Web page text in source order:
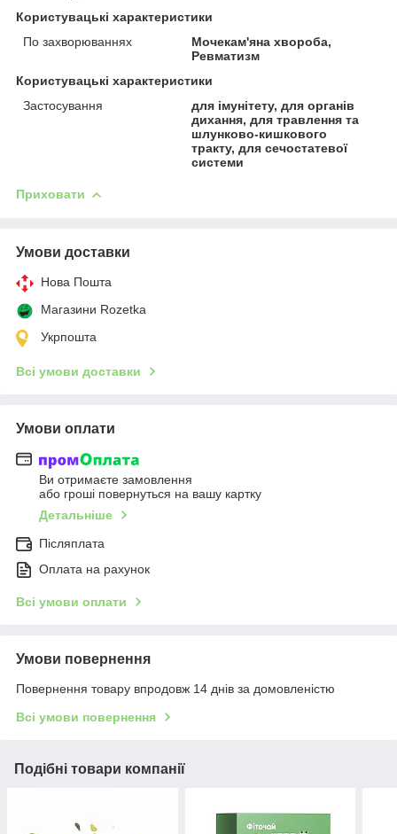
Користувацькi характеристики
По захворюваннях
Мочекам'яна хвороба,
Ревматизм
Користувацькі характеристики
Застосування
для імунітету, для органів
дихання, для травлення та
шлунково-кишкового
тракту, для сечостатевої
системи
Приховати
Умови доставки
Нова Пошта
Магазини Rozetka
Укрпошта
Всі умови доставки
Умови оплати
Ви отримаєте замовлення
або гроші повернуться на вашу картку
Детальніше
Післяплата
Оплата на рахунок
Всі умови оплати
Умови повернення
Повернення товару впродовж 14 днів за домовленістю
Всі умови повернення
Подібні товари компанії